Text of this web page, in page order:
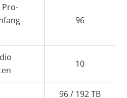
Pro-
96
10
96 / 192 TB